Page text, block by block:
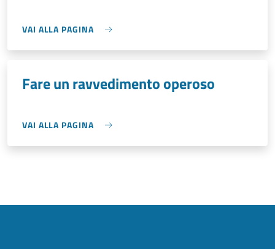
VAI ALLA PAGINA
Fare un ravvedimento operoso
VAI ALLA PAGINA